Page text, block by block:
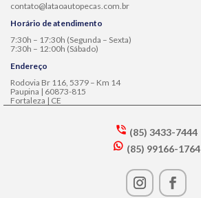
contato@lataoautopecas.com.br
Horário de atendimento
7:30h – 17:30h (Segunda – Sexta)
7:30h – 12:00h (Sábado)
Endereço
Rodovia Br 116, 5379 – Km 14
Paupina | 60873-815
Fortaleza | CE
s
(85) 3433-7444
(85) 99166-1764